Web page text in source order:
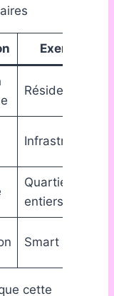
Exemple
Résidences
Infrastructures
Quartiers
entiers
Smart grids
cette